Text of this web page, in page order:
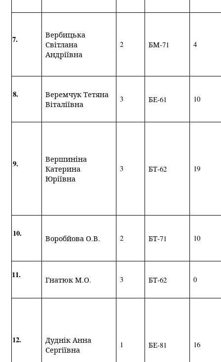
7.
Вербицька
Світлана
Андріївна
2 БМ-71 4
8.
Веремчук Тетяна
Віталіївна
3 БЕ-61 10
9.
Вершиніна
Катерина
Юріївна
3 БТ-62 19
10.
Воробйова О.В. 2 БТ-71 10
11.
Гнатюк М.О. 3 БТ-62 0
12.
Дуднік Анна
Сергіївна
1 БЕ-81 16